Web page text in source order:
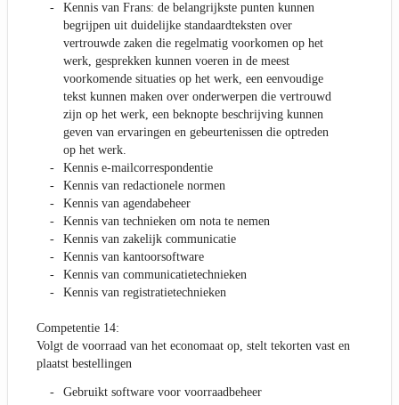
Kennis van Frans: de belangrijkste punten kunnen
begrijpen uit duidelijke standaardteksten over
vertrouwde zaken die regelmatig voorkomen op het
werk, gesprekken kunnen voeren in de meest
voorkomende situaties op het werk, een eenvoudige
tekst kunnen maken over onderwerpen die vertrouwd
zijn op het werk, een beknopte beschrijving kunnen
geven van ervaringen en gebeurtenissen die optreden
op het werk.
Kennis e-mailcorrespondentie
Kennis van redactionele normen
Kennis van agendabeheer
Kennis van technieken om nota te nemen
Kennis van zakelijk communicatie
Kennis van kantoorsoftware
Kennis van communicatietechnieken
Kennis van registratietechnieken
Competentie 14:
Volgt de voorraad van het economaat op, stelt tekorten vast en
plaatst bestellingen
Gebruikt software voor voorraadbeheer